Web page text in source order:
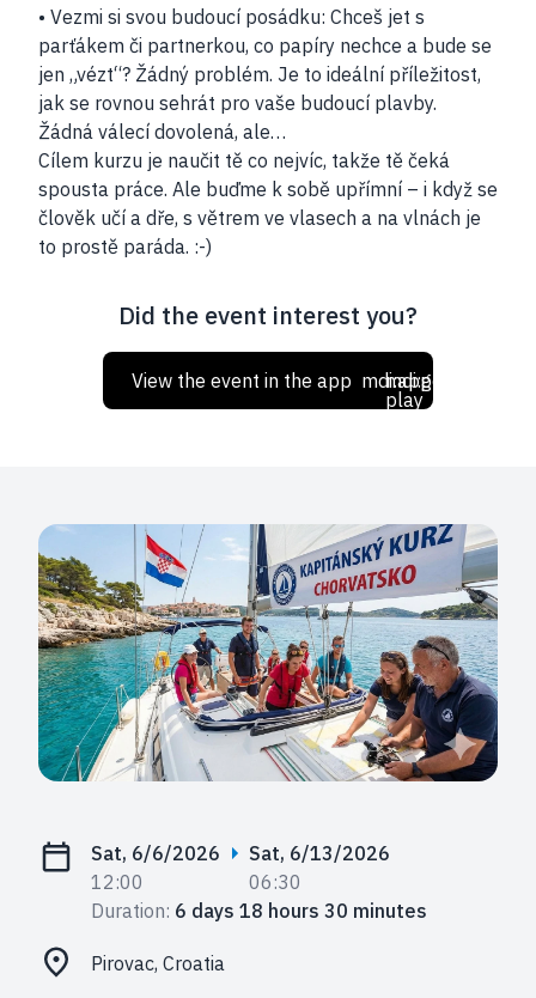
• Vezmi si svou budoucí posádku: Chceš jet s
parťákem či partnerkou, co papíry nechce a bude se
jen „vézt“? Žádný problém. Je to ideální příležitost,
jak se rovnou sehrát pro vaše budoucí plavby.
Žádná válecí dovolená, ale…
Cílem kurzu je naučit tě co nejvíc, takže tě čeká
spousta práce. Ale buďme k sobě upřímní – i když se
člověk učí a dře, s větrem ve vlasech a na vlnách je
to prostě paráda. :-)
Did the event interest you?
View the event in the app mdi:apple
mdi:google-
play
Sat, 6/6/2026
12:00
Sat, 6/13/2026
06:30
Duration: 6 days 18 hours 30 minutes
Pirovac, Croatia